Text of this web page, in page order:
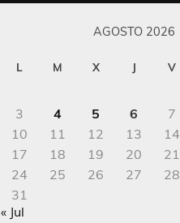
AGOSTO 2026
L M X J V
3
4 5 6 7
10
11 12 13 14
17
18 19 20 21
24
25 26 27 28
31
« Jul